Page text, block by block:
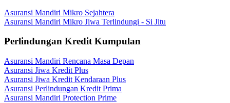
Asuransi Mandiri Mikro Sejahtera
Asuransi Mandiri Mikro Jiwa Terlindungi - Si Jitu
Perlindungan Kredit Kumpulan
Asuransi Mandiri Rencana Masa Depan
Asuransi Jiwa Kredit Plus
Asuransi Jiwa Kredit Kendaraan Plus
Asuransi Perlindungan Kredit Prima
Asuransi Mandiri Protection Prime